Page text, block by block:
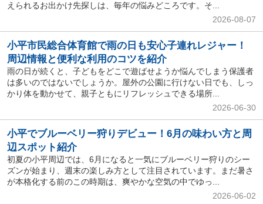
えられるお出かけ先探しは、毎年の悩みどころです。そ...
2026-08-07
小平市民総合体育館で雨の日も安心子連れレジャー！
周辺情報と便利な利用のコツを紹介
雨の日が続くと、子どもをどこで遊ばせようか悩んでしまう保護者
は多いのではないでしょうか。屋外の公園に行けない日でも、しっ
かり体を動かせて、親子ともにリフレッシュできる場所...
2026-06-30
小平でブルーベリー狩りデビュー！6月の味わい方と周
辺スポット紹介
初夏の小平周辺では、6月になると一気にブルーベリー狩りのシー
ズンが始まり、週末の楽しみ方として注目されています。まだ暑さ
が本格化する前のこの時期は、爽やかな空気の中でゆっ...
2026-06-02